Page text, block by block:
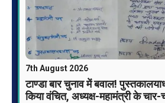
7th August 2026
टाण्डा बार चुनाव में बवाल!
किया वंचित, अध्यक्ष-महामंत्री के चार-